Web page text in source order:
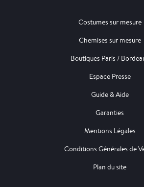
Costumes sur mesure
Chemises sur mesure
Boutiques Paris /
Espace Presse
Guide & Aide
Garanties
Mentions Légales
Conditions Générales de
Plan du site